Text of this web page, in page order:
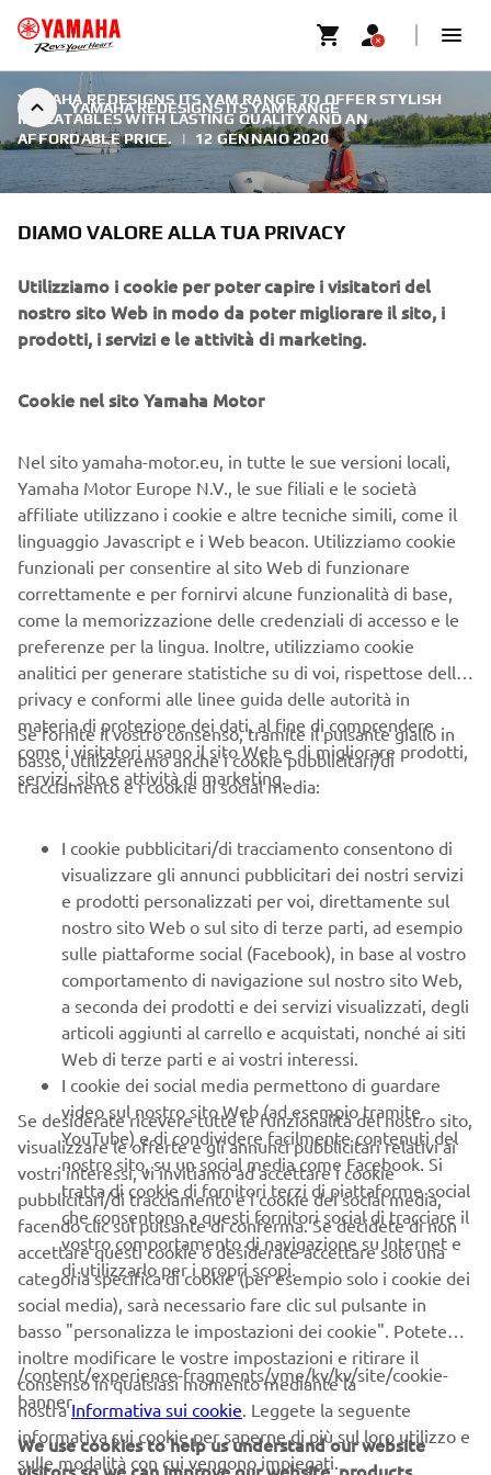
YAMAHA REDESIGNS ITS YAM RANGE
YAMAHA REDESIGNS ITS YAM RANGE TO OFFER STYLISH
INFLATABLES WITH LASTING QUALITY AND AN
AFFORDABLE PRICE.
| 12 GENNAIO 2020
YAMAHA REDESIGNS ITS YAM
RANGE
across Europe, Yamaha has redesigned its YAM inflatable
fresh, modern look and a wide range of features.
Together, it offers a new range of affordable YAM
inflatables that combine high quality with great value-for-
money.
The new YAM range consists of the following product
series: The T-series (Tenders), S-series (Sport), and the
STi-series (Sport Tenders). While the aforementioned
have all been redesigned, the TA Aluminium R.I.Bs series
remains as a part of the YAM product range with its pre-
CHECK NEW YAM RANGE
CORPORATE
B2B
PIÙ YAMAHA
SUPPORTO
NEWSLETTER
Conoscerai in anteprima le ultime offerte, gli eventi speciali, le
nuove uscite e molto altro
DIAMO VALORE ALLA TUA PRIVACY
Utilizziamo i cookie per poter capire i visitatori del
nostro sito Web in modo da poter migliorare il sito, i
prodotti, i servizi e le attività di marketing.
Cookie nel sito Yamaha Motor
Nel sito yamaha-motor.eu, in tutte le sue versioni locali,
Yamaha Motor Europe N.V., le sue filiali e le società
affiliate utilizzano i cookie e altre tecniche simili, come il
linguaggio Javascript e i Web beacon. Utilizziamo cookie
funzionali per consentire al sito Web di funzionare
correttamente e per fornirvi alcune funzionalità di base,
come la memorizzazione delle credenziali di accesso e le
preferenze per la lingua. Inoltre, utilizziamo cookie
analitici per generare statistiche su di voi, rispettose della
privacy e conformi alle linee guida delle autorità in
materia di protezione dei dati, al fine di comprendere
come i visitatori usano il sito Web e di migliorare prodotti,
servizi, sito e attività di marketing.
Se fornite il vostro consenso, tramite il pulsante giallo in
basso, utilizzeremo anche i cookie pubblicitari/di
tracciamento e i cookie di social media:
I cookie pubblicitari/di tracciamento consentono di
visualizzare gli annunci pubblicitari dei nostri servizi
e prodotti personalizzati per voi, direttamente sul
nostro sito Web o sul sito di terze parti, ad esempio
sulle piattaforme social (Facebook), in base al vostro
comportamento di navigazione sul nostro sito Web,
a seconda dei prodotti e dei servizi visualizzati, degli
articoli aggiunti al carrello e acquistati, nonché ai siti
Web di terze parti e ai vostri interessi.
I cookie dei social media permettono di guardare
video sul nostro sito Web (ad esempio tramite
YouTube) e di condividere facilmente contenuti del
nostro sito, su un social media come Facebook. Si
tratta di cookie di fornitori terzi di piattaforme social
che consentono a questi fornitori social di tracciare il
vostro comportamento di navigazione su Internet e
di utilizzarlo per i propri scopi.
Se desiderate ricevere tutte le funzionalità del nostro sito,
visualizzare le offerte e gli annunci pubblicitari relativi ai
vostri interessi, vi invitiamo ad accettare i cookie
pubblicitari/di tracciamento e i cookie dei social media,
facendo clic sul pulsante di conferma. Se decidete di non
accettare questi cookie o desiderate accettare solo una
categoria specifica di cookie (per esempio solo i cookie dei
social media), sarà necessario fare clic sul pulsante in
basso "personalizza le impostazioni dei cookie". Potete
inoltre modificare le vostre impostazioni e ritirare il
consenso in qualsiasi momento mediante la
nostraInformativa sui cookie . Leggete la seguente
informativa sui cookie per saperne di più sul loro utilizzo e
sulle modalità con cui vengono impiegati.
/content/experience-fragments/yme/kv/kv/site/cookie-
banner
We use cookies to help us understand our website
visitors so we can improve our website, products,